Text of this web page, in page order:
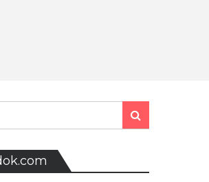
Search